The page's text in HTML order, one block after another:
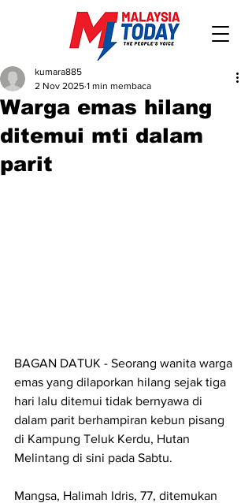
Warga emas hilang
ditemui mti dalam
parit
kumara885
2 Nov 2025 1 min membaca
BAGAN DATUK - Seorang wanita warga
emas yang dilaporkan hilang sejak tiga
hari lalu ditemui tidak bernyawa di
dalam parit berhampiran kebun pisang
di Kampung Teluk Kerdu, Hutan
Melintang di sini pada Sabtu.
Mangsa, Halimah Idris, 77, ditemukan